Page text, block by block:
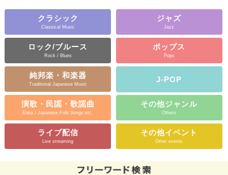
クラシック
Classical Music
ジャズ
Jazz
ロック/ブルース
Rock / Blues
ポップス
Pops
純邦楽・和楽器
Traditional Japanese Music
J-POP
演歌・民謡・歌謡曲
Enka / Japanese Folk Songs etc.
その他ジャンル
Others
ライブ配信
Live streaming
その他イベント
Other events